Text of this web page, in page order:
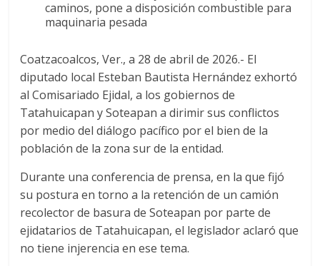
e
b
o
k
t
t
r
t
s
p
p
caminos, pone a disposición combustible para
maquinaria pesada
Coatzacoalcos, Ver., a 28 de abril de 2026.- El
diputado local Esteban Bautista Hernández exhortó
al Comisariado Ejidal, a los gobiernos de
Tatahuicapan y Soteapan a dirimir sus conflictos
por medio del diálogo pacífico por el bien de la
población de la zona sur de la entidad.
Durante una conferencia de prensa, en la que fijó
su postura en torno a la retención de un camión
recolector de basura de Soteapan por parte de
ejidatarios de Tatahuicapan, el legislador aclaró que
no tiene injerencia en ese tema.